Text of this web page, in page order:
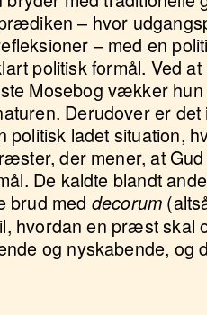
– hvor
– med en
politisk formål. Ved
Mosebog vækker
Derudover er
ladet situation,
der mener, at
De kaldte blandt
brud med decorum
hvordan en præst skal
og nyskabende, og